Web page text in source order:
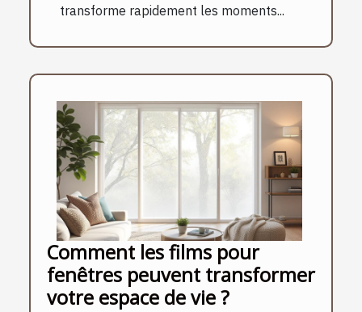
transforme rapidement les moments...
Comment les films pour
fenêtres peuvent transformer
votre espace de vie ?